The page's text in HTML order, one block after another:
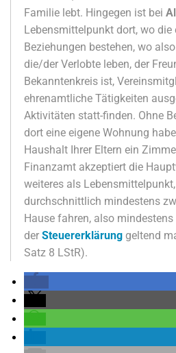
Familie lebt. Hingegen ist bei
Lebensmittelpunkt dort, wo die
Beziehungen bestehen, wo
die/der Verlobte leben, der
Bekanntenkreis ist,
ehrenamtliche Tätigkeiten
Aktivitäten statt-finden. Ohne
dort eine eigene Wohnung
Haushalt Ihrer Eltern ein
Finanzamt akzeptiert die
weiteres als
durchschnittlich mindestens
Hause fahren, also
der Steuererklärung geltend
Satz 8 LStR).